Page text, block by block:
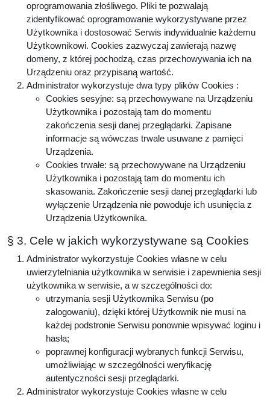
oprogramowania złośliwego. Pliki te pozwalają
zidentyfikować oprogramowanie wykorzystywane przez
Użytkownika i dostosować Serwis indywidualnie każdemu
Użytkownikowi. Cookies zazwyczaj zawierają nazwę
domeny, z której pochodzą, czas przechowywania ich na
Urządzeniu oraz przypisaną wartość.
Administrator wykorzystuje dwa typy plików Cookies :
Cookies sesyjne: są przechowywane na Urządzeniu
Użytkownika i pozostają tam do momentu
zakończenia sesji danej przeglądarki. Zapisane
informacje są wówczas trwale usuwane z pamięci
Urządzenia.
Cookies trwałe: są przechowywane na Urządzeniu
Użytkownika i pozostają tam do momentu ich
skasowania. Zakończenie sesji danej przeglądarki lub
wyłączenie Urządzenia nie powoduje ich usunięcia z
Urządzenia Użytkownika.
§ 3. Cele w jakich wykorzystywane są Cookies
Administrator wykorzystuje Cookies własne w celu
uwierzytelniania użytkownika w serwisie i zapewnienia sesji
użytkownika w serwisie, a w szczególności do:
utrzymania sesji Użytkownika Serwisu (po
zalogowaniu), dzięki której Użytkownik nie musi na
każdej podstronie Serwisu ponownie wpisywać loginu i
hasła;
poprawnej konfiguracji wybranych funkcji Serwisu,
umożliwiając w szczególności weryfikację
autentyczności sesji przeglądarki.
Administrator wykorzystuje Cookies własne w celu